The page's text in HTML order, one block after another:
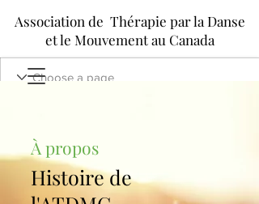
Association de Thérapie par la Danse
et le Mouvement au Canada
À propos
Histoire de